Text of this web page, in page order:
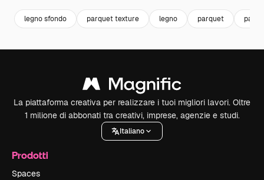
legno sfondo parquet texture legno parquet pane
La piattaforma creativa per realizzare i tuoi migliori lavori. Oltre
1 milione di abbonati tra creativi, imprese, agenzie e studi.
Italiano
Prodotti
Spaces